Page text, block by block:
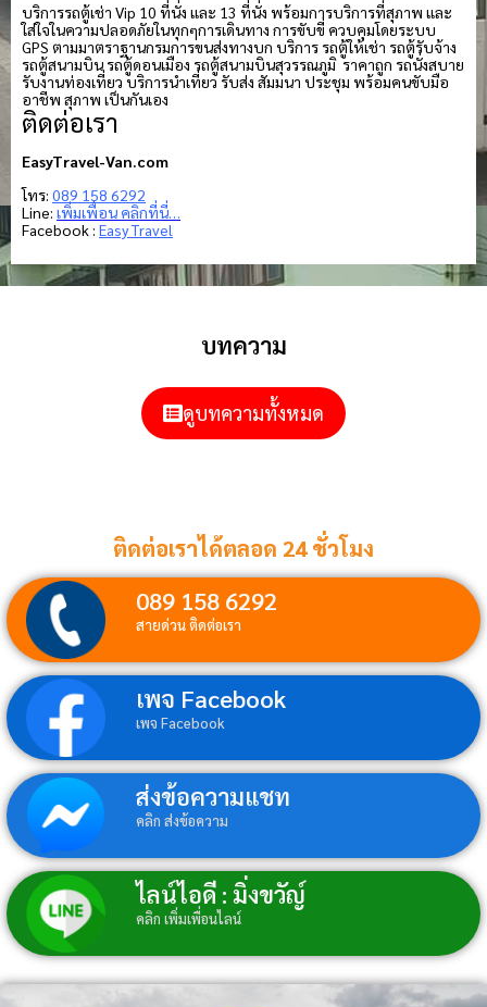
บริการรถตู้เช่า Vip 10 ที่นั่ง และ 13 ที่นั่ง พร้อมการบริการที่สุภาพ และ
ใส่ใจในความปลอดภัยในทุกๆการเดินทาง การขับขี่ ควบคุมโดยระบบ
GPS ตามมาตราฐานกรมการขนส่งทางบก บริการ รถตู้ให้เช่า รถตู้รับจ้าง
รถตู้สนามบิน รถตู้ดอนเมือง รถตู้สนามบินสุวรรณภูมิ ราคาถูก รถนั่งสบาย
รับงานท่องเที่ยว บริการนำเที่ยว รับส่ง สัมมนา ประชุม พร้อมคนขับมือ
อาชีพ สุภาพ เป็นกันเอง
ติดต่อเรา
EasyTravel-Van.com
โทร: 089 158 6292
Line: เพิ่มเพื่อน คลิกที่นี่…
Facebook : Easy Travel
บทความ
ดูบทความทั้งหมด
ติดต่อเราได้ตลอด 24 ชั่วโมง
089 158 6292
สายด่วน ติดต่อเรา
เพจ Facebook
เพจ Facebook
ส่งข้อความแชท
คลิก ส่งข้อความ
ไลน์ไอดี : มิ่งขวัญ์
คลิก เพิ่มเพื่อนไลน์